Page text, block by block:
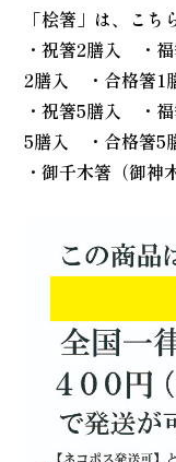
「桧箸」は、こち
・祝箸2膳入 ・
2膳入 ・合格箸1
・祝箸5膳入 ・
5膳入 ・合格箸5
・御千木箸（御神